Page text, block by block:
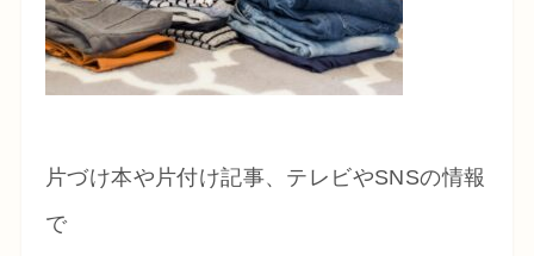
片づけ本や片付け記事、テレビやSNSの情報
で